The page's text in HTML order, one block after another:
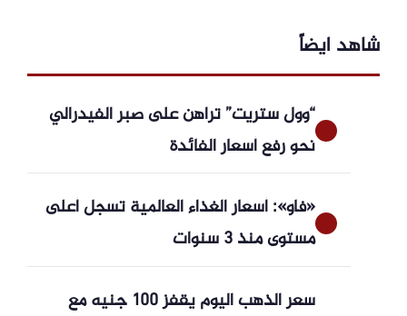
شاهد ايضاً
“وول ستريت” تراهن على صبر الفيدرالي
نحو رفع أسعار الفائدة
«فاو»: أسعار الغذاء العالمية تسجل أعلى
مستوى منذ 3 سنوات
سعر الذهب اليوم يقفز 100 جنيه مع